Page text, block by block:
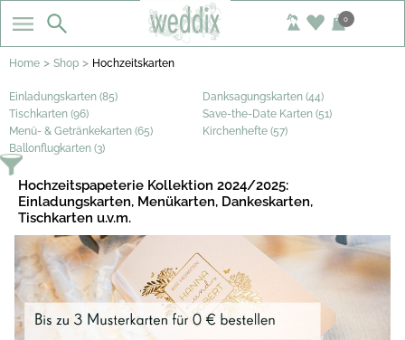
0
Home > Shop > Hochzeitskarten
Einladungskarten (85)
Danksagungskarten (44)
Tischkarten (96)
Save-the-Date Karten (51)
Menü- & Getränkekarten (65)
Kirchenhefte (57)
Ballonflugkarten (3)
Hochzeitspapeterie Kollektion 2024/2025:
Einladungskarten, Menükarten, Dankeskarten,
Tischkarten u.v.m.